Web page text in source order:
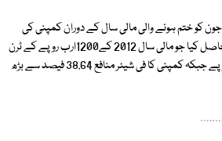
پی ایس او کے بورڈ آف مینجمنٹ کا اجلاس گزشتہ روز پی ایس او ہاؤس میں ہوا جس میں 30جون کو ختم ہونے والی مالی سال کے دوران کمپنی کی
کارکردگی کا جائزہ لیا گیا۔گزشتہ مالی سال کے دوران کمپنی نے 1295ارب روپے کا ٹرن اوور حاصل کیا جو مالی سال 2012 کے1200ارب روپے کے ٹرن
اوور کے مقابلے میں8فیصد زائد ہے،کمپنی کا منافع 9.06ارب روپے سے بڑھ کر12.56ارب روپے جبکہ کمپنی کا فی شیئر منافع 38.64 فیصد سے بڑھ